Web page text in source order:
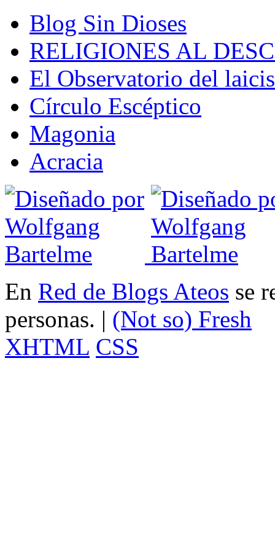
Blog Sin Dioses
RELIGIONES AL
El Observatorio del
Círculo Escéptico
Magonia
Acracia
En Red de Blogs Ateos se
personas. | (Not so) Fresh
XHTML CSS